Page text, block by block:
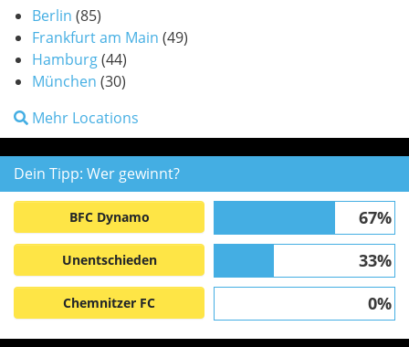
Berlin (85)
Frankfurt am Main (49)
Hamburg(44)
München (30)
Mehr Locations
Dein Tipp: Wer gewinnt?
BFC Dynamo 67%
Unentschieden 33%
Chemnitzer FC 0%